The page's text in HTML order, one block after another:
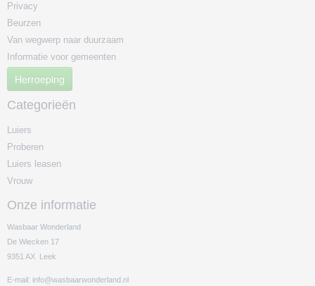
Privacy
Beurzen
Van wegwerp naar duurzaam
Informatie voor gemeenten
Herroeping
Categorieën
Luiers
Proberen
Luiers leasen
Vrouw
Onze informatie
Wasbaar Wonderland
De Wiecken 17
9351 AX Leek
E-mail: info@wasbaarwonderland.nl